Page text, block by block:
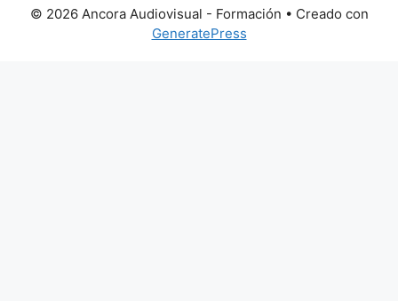
© 2026 Ancora Audiovisual - Formación • Creado con
GeneratePress